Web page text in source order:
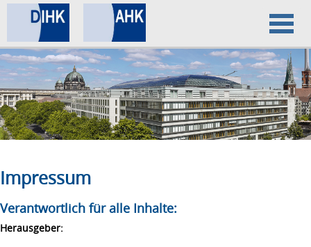
Home
Datenschutz
Impressum
Impressum
Verantwortlich für alle Inhalte:
Herausgeber: